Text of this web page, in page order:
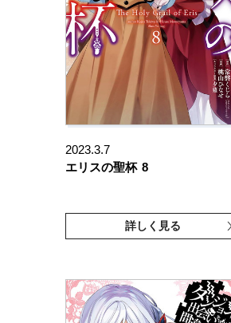
2023.3.7
エリスの聖杯 8
詳しく見る